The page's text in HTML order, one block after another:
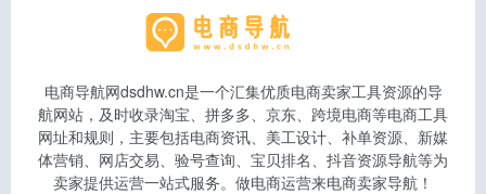
电商导航网dsdhw.cn是一个汇集优质电商卖家工具资源的导
航网站，及时收录淘宝、拼多多、京东、跨境电商等电商工具
网址和规则，主要包括电商资讯、美工设计、补单资源、新媒
体营销、网店交易、验号查询、宝贝排名、抖音资源导航等为
卖家提供运营一站式服务。做电商运营来电商卖家导航！